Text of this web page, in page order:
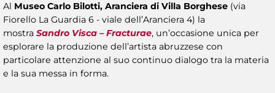
Al Museo Carlo Bilotti, Aranciera di Villa Borghese (via
Fiorello La Guardia 6 - viale dell’Aranciera 4) la
mostra Sandro Visca – Fracturae, un’occasione unica per
esplorare la produzione dell’artista abruzzese con
particolare attenzione al suo continuo dialogo tra la materia
e la sua messa in forma.